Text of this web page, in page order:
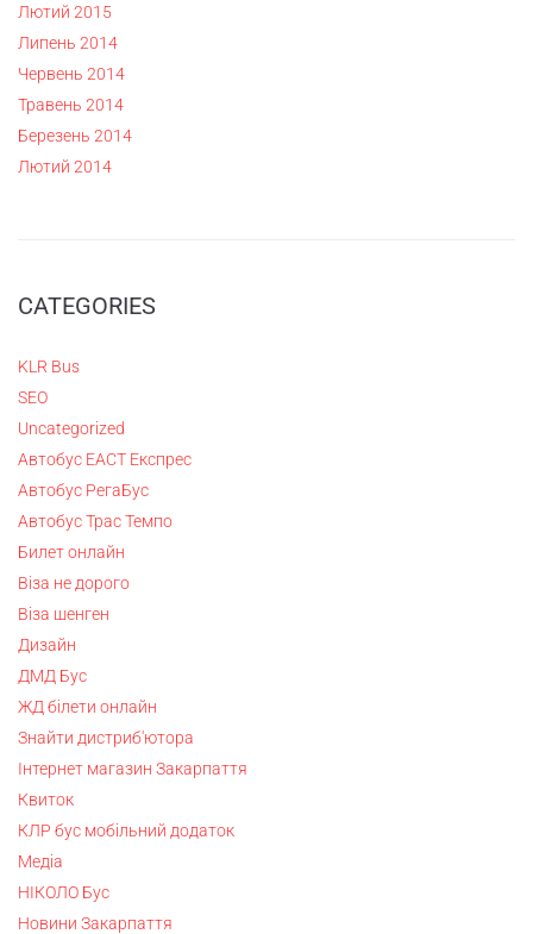
Лютий 2015
Липень 2014
Червень 2014
Травень 2014
Березень 2014
Лютий 2014
CATEGORIES
KLR Bus
SEO
Uncategorized
Автобус ЕАСТ Експрес
Автобус РегаБус
Автобус Трас Темпо
Билет онлайн
Віза не дорого
Віза шенген
Дизайн
ДМД Бус
ЖД білети онлайн
Знайти дистриб'ютора
Інтернет магазин Закарпаття
Квиток
КЛР бус мобільний додаток
Медіа
НІКОЛО Бус
Новини Закарпаття